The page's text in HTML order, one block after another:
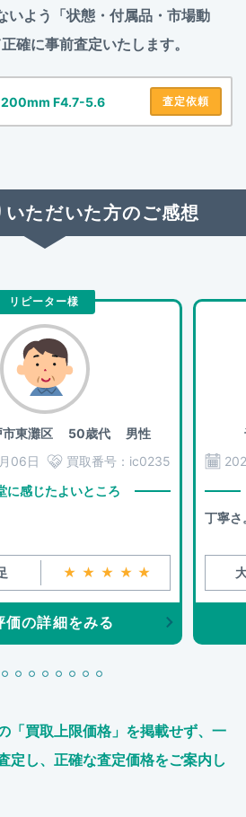
いよう「状態・付属品・市場動
正確に事前査定いたします。
200mm F4.7-5.6 査定依頼
ただいた方のご感想
リピーター様
東灘区50歳代 男性
06日
買取番号： ic0235
に感じたよいところ
★★★★★
価の詳細をみる
丁寧さ
「買取上限価格」を掲載せず、 一
定し、正確な査定価格をご案内し